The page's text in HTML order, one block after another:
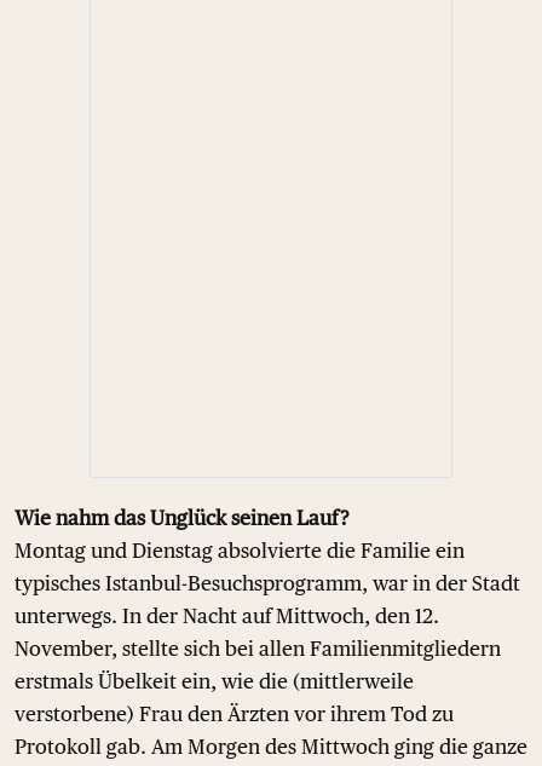
Wie nahm das Unglück seinen Lauf?
Montag und Dienstag absolvierte die Familie ein
typisches Istanbul-Besuchsprogramm, war in der Stadt
unterwegs. In der Nacht auf Mittwoch, den 12.
November, stellte sich bei allen Familienmitgliedern
erstmals Übelkeit ein, wie die (mittlerweile
verstorbene) Frau den Ärzten vor ihrem Tod zu
Protokoll gab. Am Morgen des Mittwoch ging die ganze